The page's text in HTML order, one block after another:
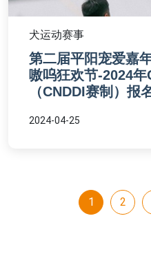
犬运动赛事
第二届平阳宠爱嘉
嗷呜狂欢节-2024
（CNDDI赛制）报
2024-04-25
1 2